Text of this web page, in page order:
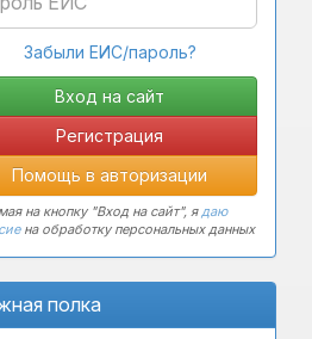
Забыли ЕИС/пароль?
Регистрация
Помощь в авторизации
на кнопку "Вход на сайт", ядаю
на обработку персональных данных
полка